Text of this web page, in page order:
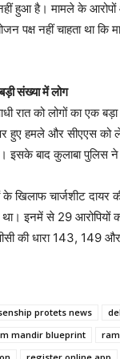
हुआ है। मामले के
पक्ष नहीं चाहता था कि
संख्या में लोग
रात को लोगों का एक
हमले और सीएएस को
इसके बाद कुलाबा पुलिस
खिलाफ चार्जशीट दायर
था। इनमें से 29
की धारा 143, 149
protets news
mandir blueprint